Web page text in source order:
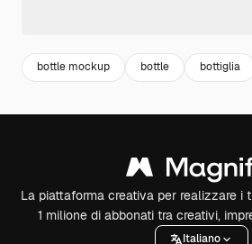
bottle mockup bottle bottiglia
La piattaforma creativa per realizzare i
1 milione di abbonati tra creativi,
Italiano